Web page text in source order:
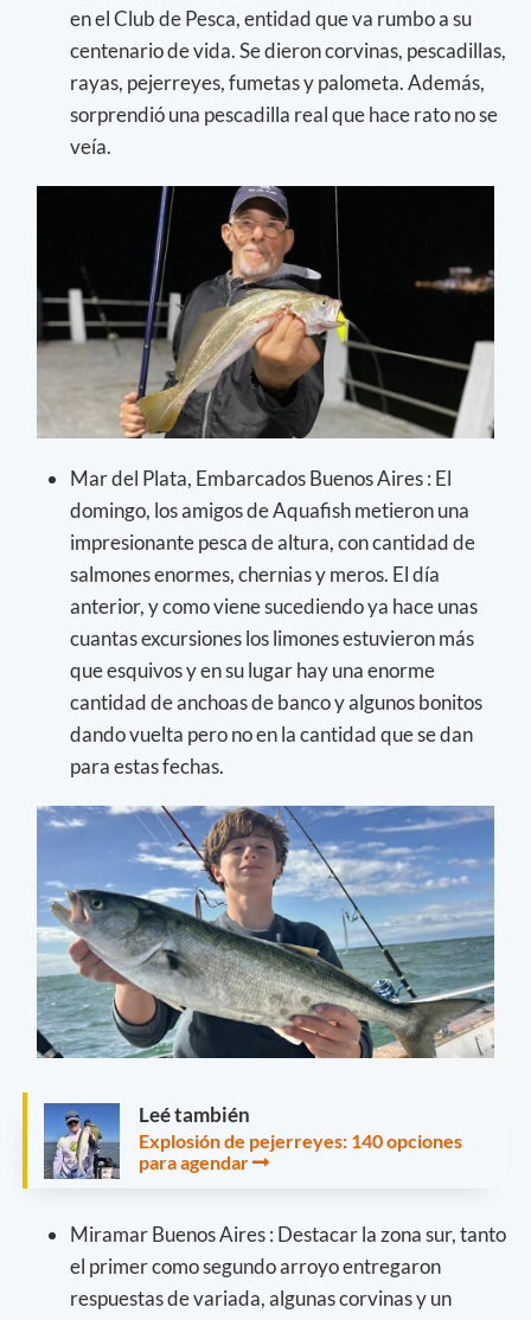
en el Club de Pesca, entidad que va rumbo a su
centenario de vida. Se dieron corvinas, pescadillas,
rayas, pejerreyes, fumetas y palometa. Además,
sorprendió una pescadilla real que hace rato no se
veía.
Mar del Plata, Embarcados Buenos Aires : El
domingo, los amigos de Aquafish metieron una
impresionante pesca de altura, con cantidad de
salmones enormes, chernias y meros. El día
anterior, y como viene sucediendo ya hace unas
cuantas excursiones los limones estuvieron más
que esquivos y en su lugar hay una enorme
cantidad de anchoas de banco y algunos bonitos
dando vuelta pero no en la cantidad que se dan
para estas fechas.
Leé también
Explosión de pejerreyes: 140 opciones
para agendar
Miramar Buenos Aires : Destacar la zona sur, tanto
el primer como segundo arroyo entregaron
respuestas de variada, algunas corvinas y un